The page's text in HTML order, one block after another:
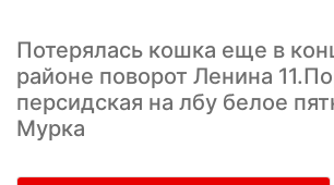
Потерялась кошка еще в
районе поворот Ленина
персидская на лбу белое
Мурка